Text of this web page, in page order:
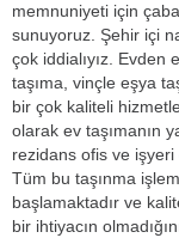
memnuniyeti için
sunuyoruz. Şehir içi
çok iddialıyız.
taşıma, vinçle eşya
bir çok kaliteli
olarak ev taşımanın
rezidans ofis ve işyeri
Tüm bu taşınma
başlamaktadır ve
bir ihtiyacın